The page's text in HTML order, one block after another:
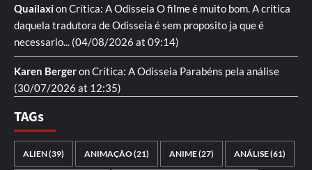
QuailaxionCrítica: A Odisseia O filme é muito bom. A critica
daquela tradutora de Odisseia é sem proposito ja que é
necessario... (04/08/2026 at 09:14)
Karen BergeronCrítica: A Odisseia Parabéns pela análise
(30/07/2026 at 12:35)
TAGs
ALIEN(39) ANIMAÇÃO(21) ANIME(27) ANÁLISE(61)